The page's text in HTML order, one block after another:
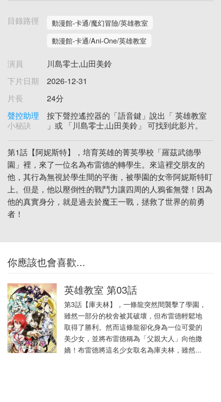
目錄路徑
動漫館-卡通/魔幻冒險/英雄教室
動漫館-卡通/Ani-One/英雄教室
演員
川島零士,山田美鈴
下片日期
2026-12-31
片長
24分
聲控助理
小秘訣
按下聲控遙控器的「語音鍵」說出「 英雄教室
」或 「川島零士,山田美鈴」 可找到此影片。
第1話【阿妮斯特】，培育英雄的菁英學校「羅茲武德學
園」裡，來了一位名為布雷德的轉學生。來這裡交朋友的
他，其行為無視於學生間的平衡，被學園的女帝阿妮斯特盯
上。但是，他以壓倒性的戰鬥力讓四周的人鴉雀無聲！因為
他的真實身分，就是過去於魔王一戰，拯救了世界的前勇
者！
你應該也會喜歡...
英雄教室 第03話
第3話【庫夫林】，一條龍突然間襲擊了學園，
雖然一部分的校舍被其破壞，但布雷德輕鬆地
取得了勝利。然而這條龍卻化身為一位可愛的
美少女，並將布雷德稱為「父親大人」向他撒
嬌！布雷德將這名少女取名為庫夫林，雖然...